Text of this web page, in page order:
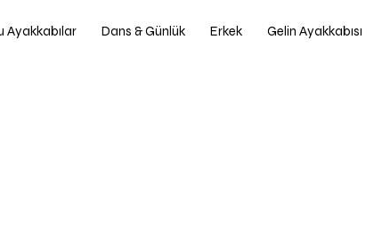
Ayakkabılar Dans & Günlük Erkek Gelin Ayakkabısı